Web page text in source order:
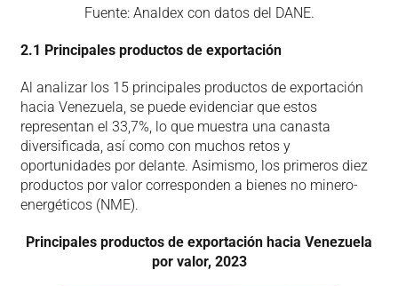
Fuente: Analdex con datos del DANE.
2.1 Principales productos de exportación
Al analizar los 15 principales productos de exportación
hacia Venezuela, se puede evidenciar que estos
representan el 33,7%, lo que muestra una canasta
diversificada, así como con muchos retos y
oportunidades por delante. Asimismo, los primeros diez
productos por valor corresponden a bienes no minero-
energéticos (NME).
Principales productos de exportación hacia Venezuela
por valor, 2023